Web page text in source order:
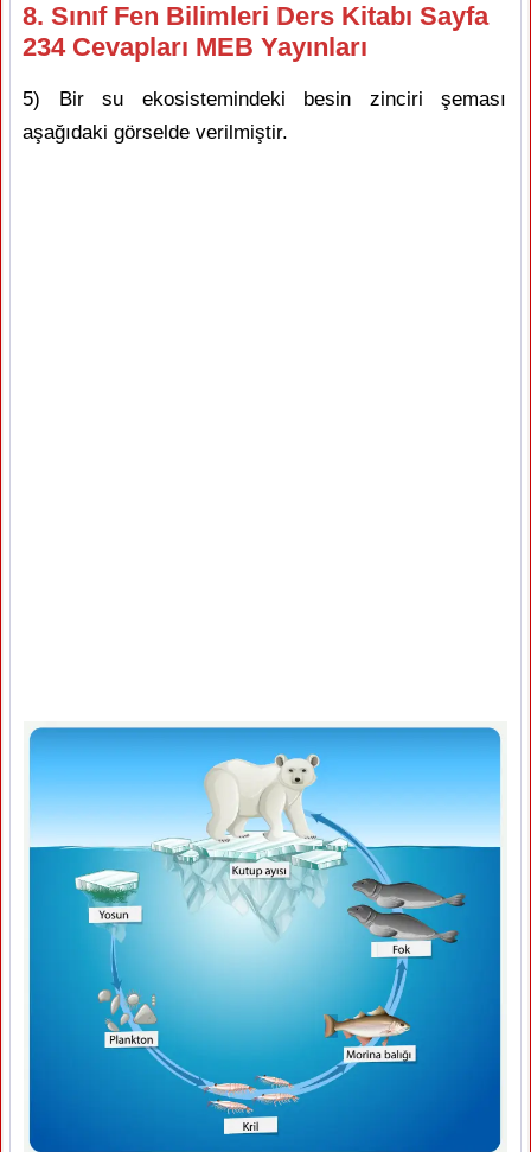
8. Sınıf Fen Bilimleri Ders Kitabı Sayfa
234 Cevapları MEB Yayınları
5) Bir su ekosistemindeki besin zinciri şeması
aşağıdaki görselde verilmiştir.